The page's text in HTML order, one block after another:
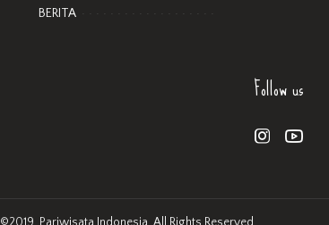
BERITA
Follow us